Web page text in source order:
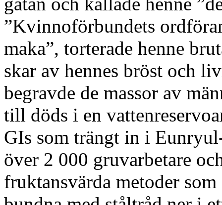
”Kvinnoförbundets
maka”, torterade henne
skar av hennes bröst och
begravde de massor av
till döds i en
GIs som trängt in i
över 2 000 gruvarbetare
fruktansvärda metoder